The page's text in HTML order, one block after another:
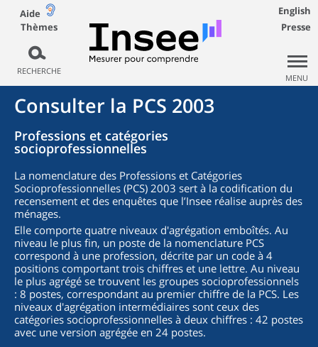
Aide
Thèmes
RECHERCHE
English
Presse
MENU
Consulter la PCS 2003
Professions et catégories
socioprofessionnelles
La nomenclature des Professions et Catégories
Socioprofessionnelles (PCS) 2003 sert à la codification du
recensement et des enquêtes que l’Insee réalise auprès des
ménages.
Elle comporte quatre niveaux d'agrégation emboîtés. Au
niveau le plus fin, un poste de la nomenclature PCS
correspond à une profession, décrite par un code à 4
positions comportant trois chiffres et une lettre. Au niveau
le plus agrégé se trouvent les groupes socioprofessionnels
: 8 postes, correspondant au premier chiffre de la PCS. Les
niveaux d'agrégation intermédiaires sont ceux des
catégories socioprofessionnelles à deux chiffres : 42 postes
avec une version agrégée en 24 postes.